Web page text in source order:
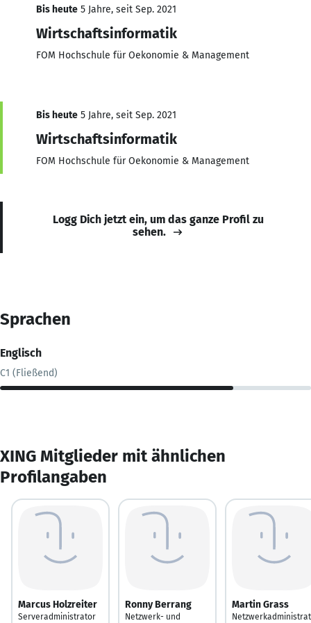
Bis heute 5 Jahre, seit Sep. 2021
Wirtschaftsinformatik
FOM Hochschule für Oekonomie & Management
Bis heute 5 Jahre, seit Sep. 2021
Wirtschaftsinformatik
FOM Hochschule für Oekonomie & Management
Logg Dich jetzt ein, um das ganze Profil zu
sehen.
Sprachen
Englisch
C1 (Fließend)
XING Mitglieder mit ähnlichen
Profilangaben
Marcus Holzreiter
Serveradministrator
Ronny Berrang
Netzwerk- und
Martin Grass